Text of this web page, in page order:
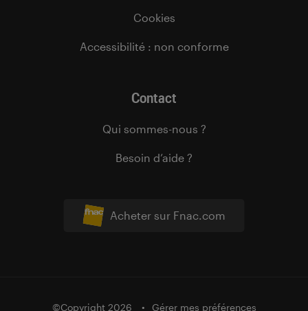
Acheter sur Fnac.com
Cookies
Accessibilité : non conforme
Contact
Qui sommes-nous ?
Besoin d’aide ?
©Copyright 2026 Gérer mes préférences